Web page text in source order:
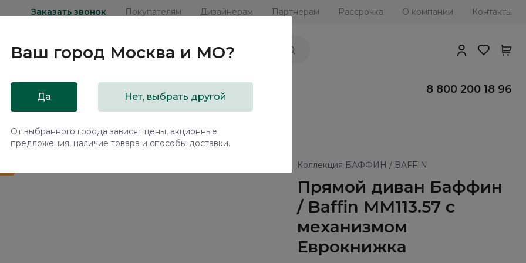
Заказать звонок Покупателям Дизайнерам Партнерам Рассрочка О компании Контакты
Распродажа 8 800 200 18 96
диван Баффин / Baffin ММ113.57 с механизмом Еврокнижка
Коллекция БАФФИН / BAFFIN
Прямой диван Баффин
/ Baffin ММ113.57 с
механизмом
Еврокнижка
Ваш город Москва и МО?
Да Нет, выбрать другой
От выбранного города зависят цены, акционные
предложения, наличие товара и способы доставки.